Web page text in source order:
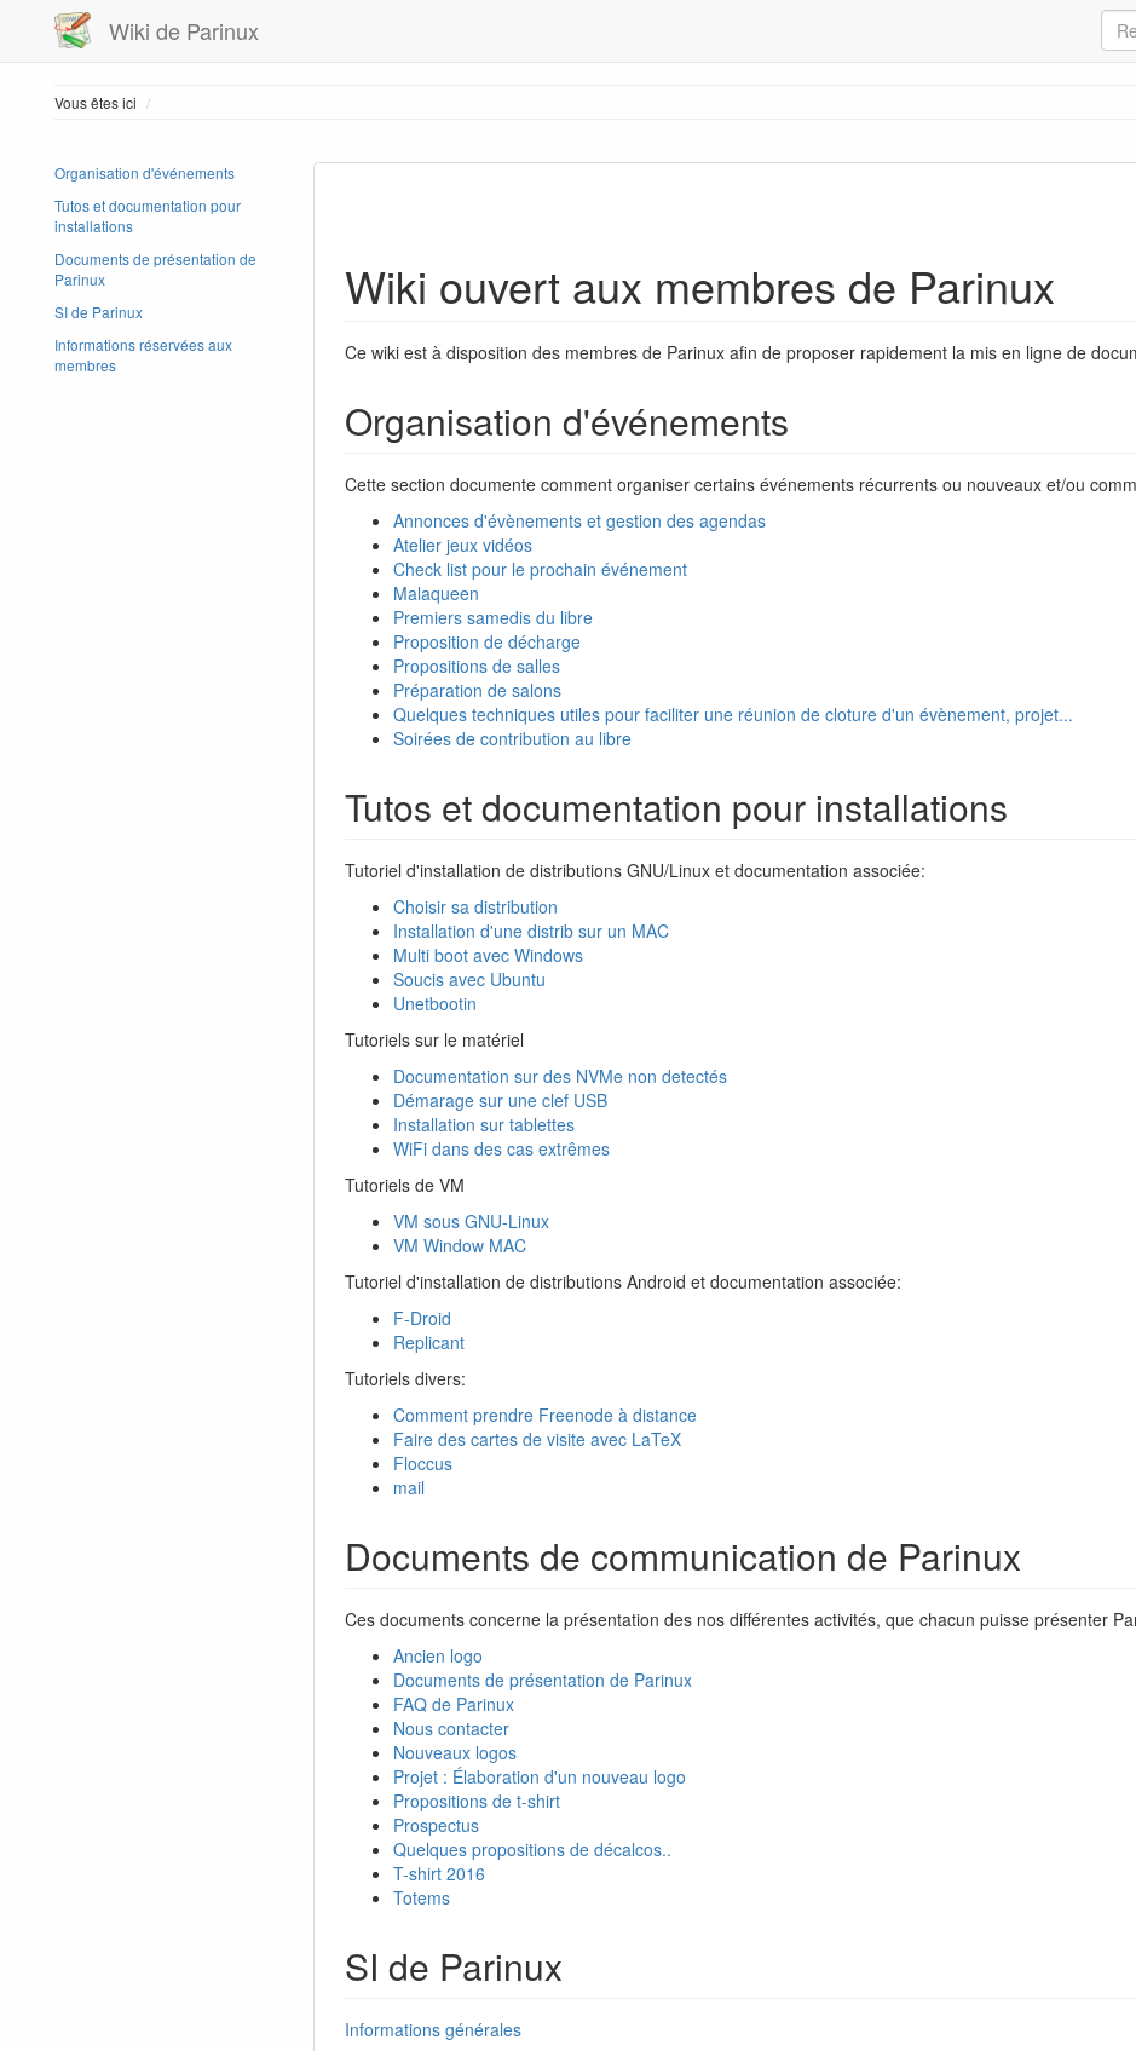
Wiki de Parinux
Vous êtes ici
Organisation d'événements
Tutos et documentation pour
installations
Documents de présentation de
Parinux
SI de Parinux
Informations réservées aux
membres
Wiki ouvert aux membres de Parinux
Ce wiki est à disposition des membres de Parinux afin de proposer rapidement la mis en ligne de
Organisation d'événements
Cette section documente comment organiser certains événements récurrents ou nouveaux et/ou
Annonces d'évènements et gestion des agendas
Atelier jeux vidéos
Check list pour le prochain événement
Malaqueen
Premiers samedis du libre
Proposition de décharge
Propositions de salles
Préparation de salons
Quelques techniques utiles pour faciliter une réunion de cloture d'un évènement, projet...
Soirées de contribution au libre
Tutos et documentation pour installations
Tutoriel d'installation de distributions GNU/Linux et documentation associée:
Choisir sa distribution
Installation d'une distrib sur un MAC
Multi boot avec Windows
Soucis avec Ubuntu
Unetbootin
Tutoriels sur le matériel
Documentation sur des NVMe non detectés
Démarage sur une clef USB
Installation sur tablettes
WiFi dans des cas extrêmes
Tutoriels de VM
VM sous GNU-Linux
VM Window MAC
Tutoriel d'installation de distributions Android et documentation associée:
F-Droid
Replicant
Tutoriels divers:
Comment prendre Freenode à distance
Faire des cartes de visite avec LaTeX
Floccus
mail
Documents de communication de Parinux
Ces documents concerne la présentation des nos différentes activités, que chacun puisse présenter
Ancien logo
Documents de présentation de Parinux
FAQ de Parinux
Nous contacter
Nouveaux logos
Projet : Élaboration d'un nouveau logo
Propositions de t-shirt
Prospectus
Quelques propositions de décalcos..
T-shirt 2016
Totems
SI de Parinux
Informations générales